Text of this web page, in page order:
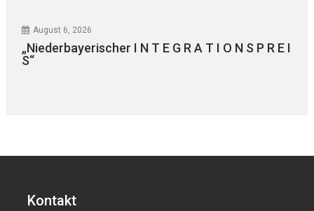
August 6, 2026
„Niederbayerischer I N T E G R A T I O N S P R E I
S“
Kontakt